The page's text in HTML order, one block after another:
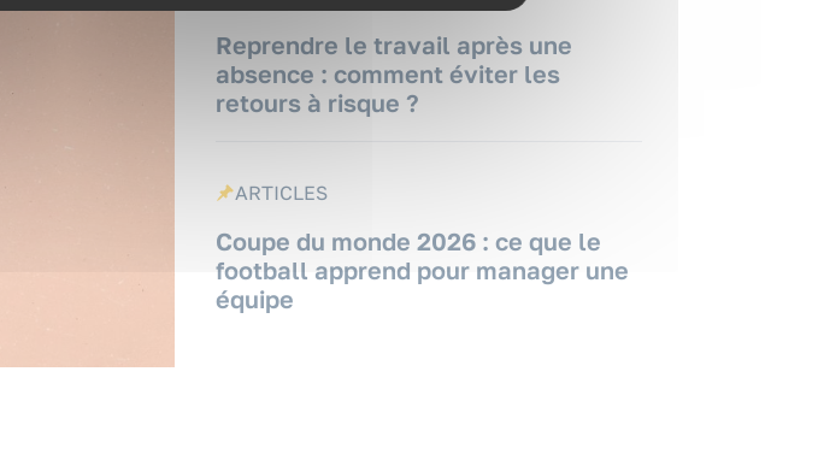
Reprendre le travail après une
absence : comment éviter les
retours à risque ?
ARTICLES
Coupe du monde 2026 : ce que le
football apprend pour manager une
équipe